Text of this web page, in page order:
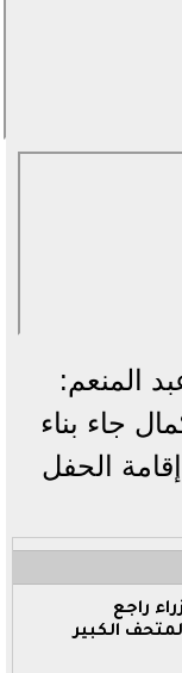
المنعم:
جاء بناء
الحفل
راجع
الكبير